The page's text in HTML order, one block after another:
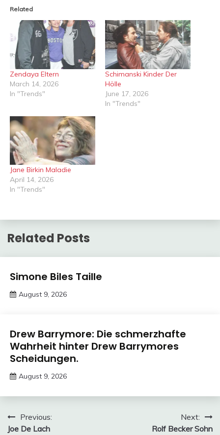
Related
Zendaya Eltern
March 14, 2026
In "Trends"
Schimanski Kinder Der
Hölle
June 17, 2026
In "Trends"
Jane Birkin Maladie
April 14, 2026
In "Trends"
Related Posts
Trends
Simone Biles Taille
August 9, 2026
Trends
Drew Barrymore: Die schmerzhafte
Wahrheit hinter Drew Barrymores
Scheidungen.
August 9, 2026
Meme
PostPrevious:
Joe De Lach
Next:
Rolf Becker Sohn